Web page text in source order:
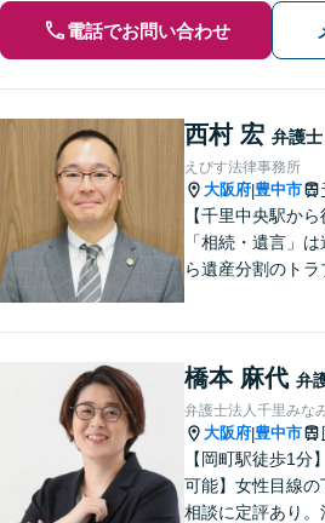
電話でお問い合わせ
西村 宏 弁護士
えびす法律事務所
大阪府|豊中市
【千里中央駅から
「相続・遺言」
ら遺産分割のトラ
【初回相談30分無
橋本 麻代 弁
弁護士法人千里みな
大阪府|豊中市
【岡町駅徒歩1分
可能】女性目線の
相談に定評あり。